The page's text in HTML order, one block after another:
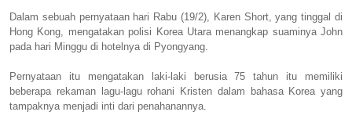
Dalam sebuah pernyataan hari Rabu (19/2), Karen Short, yang tinggal di
Hong Kong, mengatakan polisi Korea Utara menangkap suaminya John
pada hari Minggu di hotelnya di Pyongyang.
Pernyataan itu mengatakan laki-laki berusia 75 tahun itu memiliki
beberapa rekaman lagu-lagu rohani Kristen dalam bahasa Korea yang
tampaknya menjadi inti dari penahanannya.